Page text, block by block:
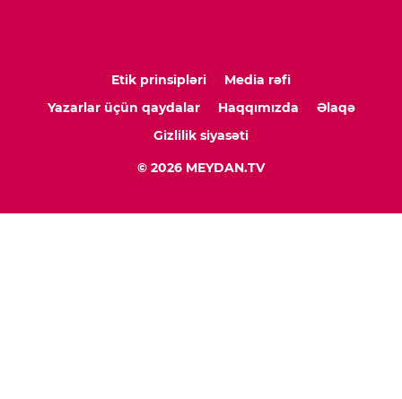
Etik prinsipləri
Media rəfi
Yazarlar üçün qaydalar
Haqqımızda
Əlaqə
Gizlilik siyasəti
© 2026 MEYDAN.TV